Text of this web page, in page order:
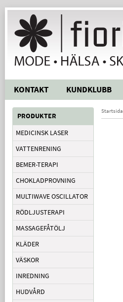
KONTAKT KUNDKLUBB
PRODUKTER
MEDICINSK LASER
VATTENRENING
BEMER-TERAPI
CHOKLADPROVNING
MULTIWAVE OSCILLATOR
RÖDLJUSTERAPI
MASSAGEFÅTÖLJ
KLÄDER
VÄSKOR
INREDNING
HUDVÅRD
Startsida